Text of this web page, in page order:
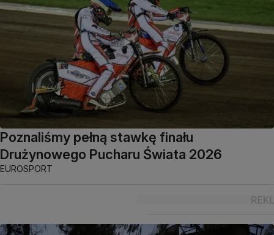
Poznaliśmy pełną stawkę finału
Drużynowego Pucharu Świata 2026
EUROSPORT